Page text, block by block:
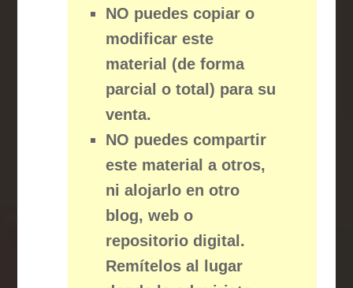
NO puedes copiar o
modificar este
material (de forma
parcial o total) para su
venta.
NO puedes compartir
este material a otros,
ni alojarlo en otro
blog, web o
repositorio digital.
Remítelos al lugar